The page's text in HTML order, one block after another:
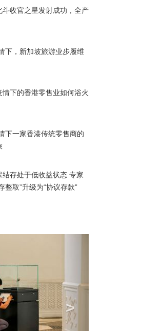
斗收官之星发射成功，全产
下，新加坡旅游业步履维
情下的香港零售业如何浴火
下一家香港传统零售商的
结存处于低收益状态 专家
整取”升级为“协议存款”
老挝
>